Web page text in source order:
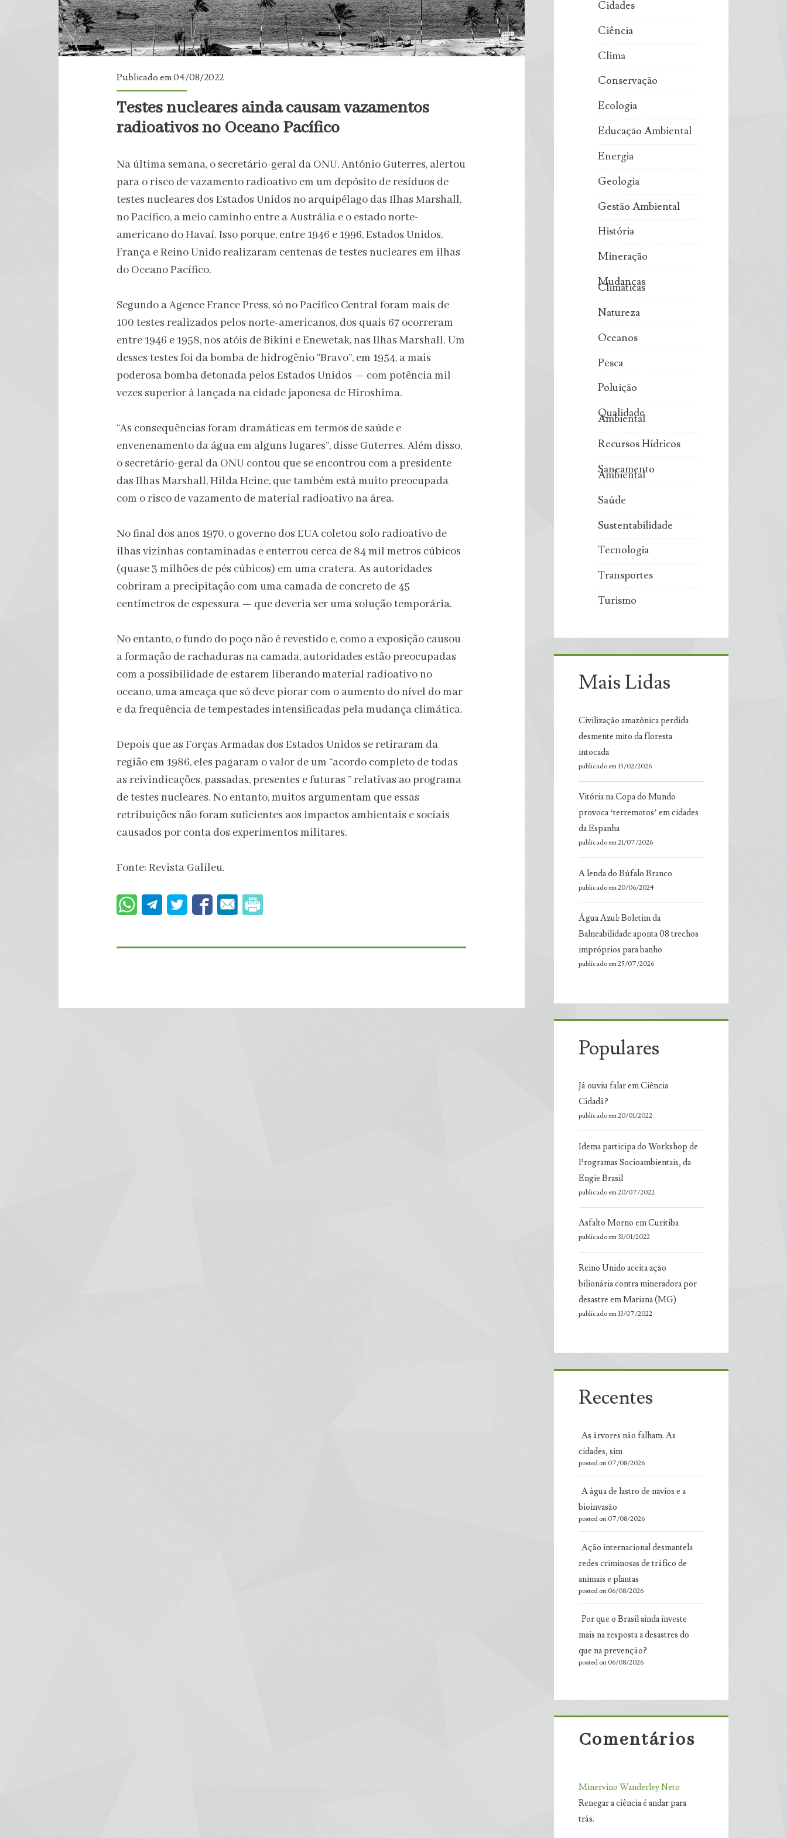
Publicado em 04/08/2022
Testes nucleares ainda causam vazamentos
radioativos no Oceano Pacífico
Na última semana, o secretário-geral da ONU, António Guterres, alertou
para o risco de vazamento radioativo em um depósito de resíduos de
testes nucleares dos Estados Unidos no arquipélago das Ilhas Marshall,
no Pacífico, a meio caminho entre a Austrália e o estado norte-
americano do Havaí. Isso porque, entre 1946 e 1996, Estados Unidos,
França e Reino Unido realizaram centenas de testes nucleares em ilhas
do Oceano Pacífico.
Segundo a Agence France Press, só no Pacífico Central foram mais de
100 testes realizados pelos norte-americanos, dos quais 67 ocorreram
entre 1946 e 1958, nos atóis de Bikini e Enewetak, nas Ilhas Marshall. Um
desses testes foi da bomba de hidrogênio “Bravo”, em 1954, a mais
poderosa bomba detonada pelos Estados Unidos — com potência mil
vezes superior à lançada na cidade japonesa de Hiroshima.
“As consequências foram dramáticas em termos de saúde e
envenenamento da água em alguns lugares”, disse Guterres. Além disso,
o secretário-geral da ONU contou que se encontrou com a presidente
das Ilhas Marshall, Hilda Heine, que também está muito preocupada
com o risco de vazamento de material radioativo na área.
No final dos anos 1970, o governo dos EUA coletou solo radioativo de
ilhas vizinhas contaminadas e enterrou cerca de 84 mil metros cúbicos
(quase 3 milhões de pés cúbicos) em uma cratera. As autoridades
cobriram a precipitação com uma camada de concreto de 45
centímetros de espessura — que deveria ser uma solução temporária.
No entanto, o fundo do poço não é revestido e, como a exposição causou
a formação de rachaduras na camada, autoridades estão preocupadas
com a possibilidade de estarem liberando material radioativo no
oceano, uma ameaça que só deve piorar com o aumento do nível do mar
e da frequência de tempestades intensificadas pela mudança climática.
Depois que as Forças Armadas dos Estados Unidos se retiraram da
região em 1986, eles pagaram o valor de um “acordo completo de todas
as reivindicações, passadas, presentes e futuras ” relativas ao programa
de testes nucleares. No entanto, muitos argumentam que essas
retribuições não foram suficientes aos impactos ambientais e sociais
causados por conta dos experimentos militares.
Fonte: Revista Galileu.
Cidades
Ciência
Clima
Conservação
Ecologia
Educação Ambiental
Energia
Geologia
Gestão Ambiental
História
Mineração
Mudanças
Climáticas
Natureza
Oceanos
Pesca
Poluição
Qualidade
Ambiental
Recursos Hídricos
Saneamento
Ambiental
Saúde
Sustentabilidade
Tecnologia
Transportes
Turismo
Mais Lidas
Civilização amazônica perdida
desmente mito da floresta
intocada
publicado em 15/02/2026
Vitória na Copa do Mundo
provoca ‘terremotos’ em cidades
da Espanha
publicado em 21/07/2026
A lenda do Búfalo Branco
publicado em 20/06/2024
Água Azul: Boletim da
Balneabilidade aponta 08 trechos
impróprios para banho
publicado em 25/07/2026
Populares
Já ouviu falar em Ciência
Cidadã?
publicado em 20/01/2022
Idema participa do Workshop de
Programas Socioambientais, da
Engie Brasil
publicado em 20/07/2022
Asfalto Morno em Curitiba
publicado em 31/01/2022
Reino Unido aceita ação
bilionária contra mineradora por
desastre em Mariana (MG)
publicado em 13/07/2022
Recentes
As árvores não falham. As
cidades, sim
posted on 07/08/2026
A água de lastro de navios e a
bioinvasão
posted on 07/08/2026
Ação internacional desmantela
redes criminosas de tráfico de
animais e plantas
posted on 06/08/2026
Por que o Brasil ainda investe
mais na resposta a desastres do
que na prevenção?
posted on 06/08/2026
Comentários
Minervino Wanderley Neto
Renegar a ciência é andar para
trás.